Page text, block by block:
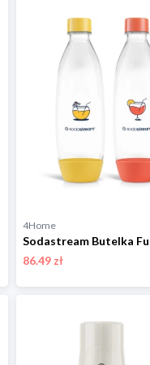
4Home
86.49 zł